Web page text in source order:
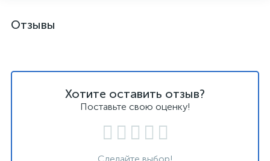
Отзывы
Хотите оставить отзыв?
Поставьте свою оценку!